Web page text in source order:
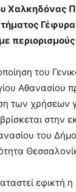
Χαλκηδόνας
του
Αθανασίου
των χρήσεων
στην
του
εφικτή